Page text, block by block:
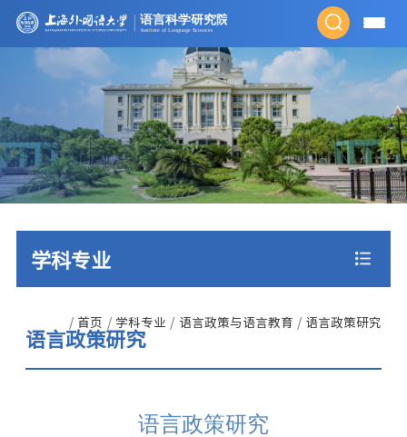
学科专业
/ 首页 / 学科专业 / 语言政策与语言教育 / 语言政策研究
语言政策研究
语言政策研究